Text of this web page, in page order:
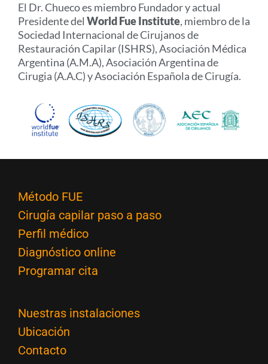
El Dr. Chueco es miembro Fundador y actual
Presidente del World Fue Institute, miembro de la
Sociedad Internacional de Cirujanos de
Restauración Capilar (ISHRS), Asociación Médica
Argentina (A.M.A), Asociación Argentina de
Cirugia (A.A.C) y Asociación Española de Cirugía.
Método FUE
Cirugía capilar paso a paso
Perfil médico
Diagnóstico online
Programar cita
Nuestras instalaciones
Ubicación
Contacto